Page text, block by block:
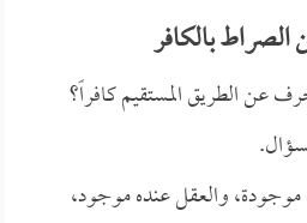
بالكافر
عن الطريق المستقيم كافراً؟
موجودة، والعقل عنده موجود،